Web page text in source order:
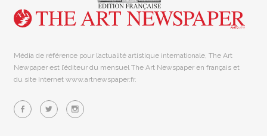
Média de référence pour l’actualité artistique internationale, The Art
Newpaper est l’éditeur du mensuel The Art Newspaper en français et
du site Internet www.artnewspaper.fr.